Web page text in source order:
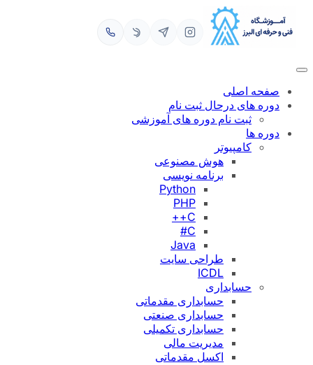
محتوا
صفحه اصلی
دوره های درحال ثبت نام
ثبت نام دوره های آموزشی
دوره ها
کامپیوتر
هوش مصنوعی
برنامه نویسی
Python
PHP
C++
C#
Java
طراحی سایت
ICDL
حسابداری
حسابداری مقدماتی
حسابداری صنعتی
حسابداری تکمیلی
مدیریت مالی
اکسل مقدماتی